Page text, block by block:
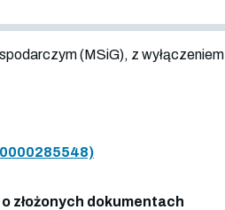
(MSiG), z wyłączeniem
0000285548)
złożonych dokumentach